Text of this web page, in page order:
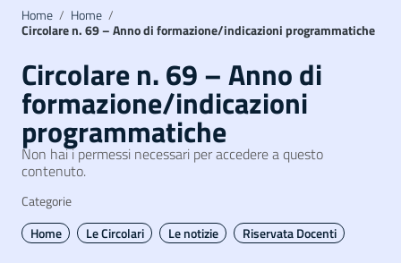
Home / Home /
Circolare n. 69 – Anno di formazione/indicazioni programmatiche
Circolare n. 69 – Anno di
formazione/indicazioni
programmatiche
Non hai i permessi necessari per accedere a questo
contenuto.
Categorie
Home
Le Circolari Le notizie Riservata Docenti